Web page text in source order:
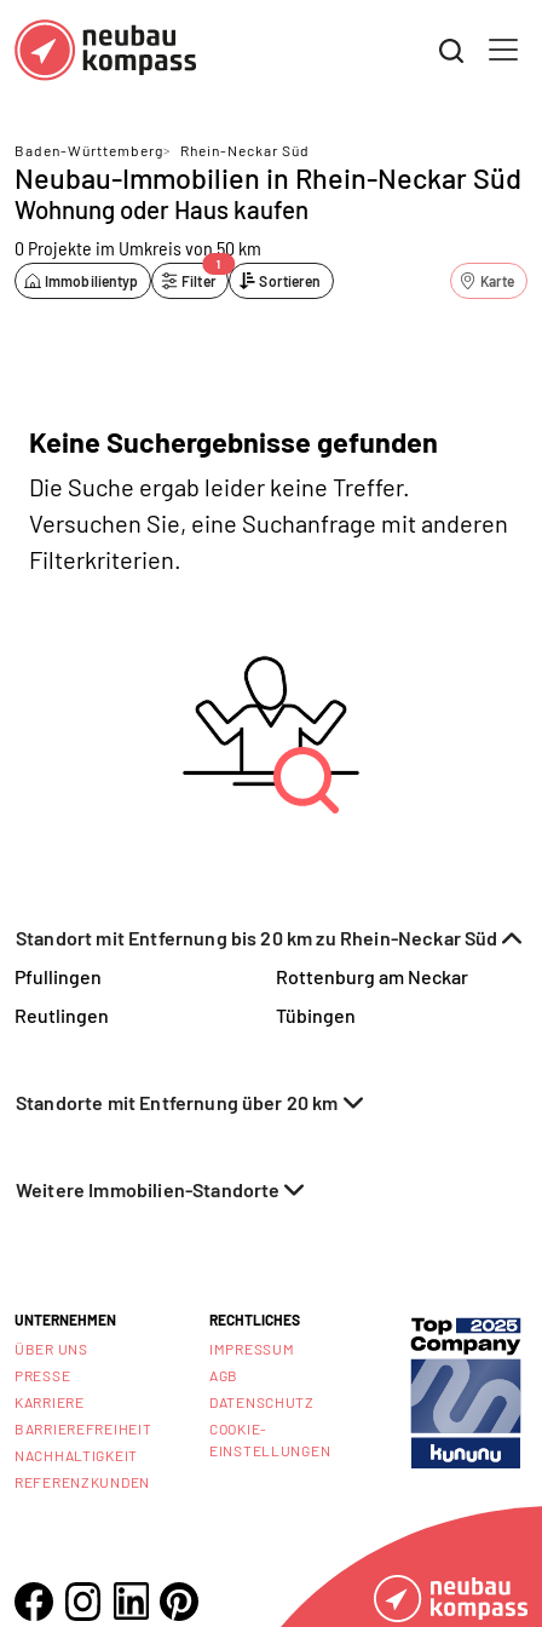
Baden-Württemberg> Rhein-Neckar Süd
Neubau-Immobilien in Rhein-Neckar Süd
Wohnung oder Haus kaufen
0 Projekte im Umkreis von 50 km
Immobilientyp Filter
1
Sortieren Karte
Keine Suchergebnisse gefunden
Die Suche ergab leider keine Treffer.
Versuchen Sie, eine Suchanfrage mit anderen
Filterkriterien.
Standort mit Entfernung bis 20 km zu Rhein-Neckar Süd
Pfullingen
Rottenburg am Neckar
Reutlingen
Tübingen
Standorte mit Entfernung über 20 km
Weitere Immobilien-Standorte
UNTERNEHMEN
ÜBER UNS
PRESSE
KARRIERE
BARRIEREFREIHEIT
NACHHALTIGKEIT
REFERENZKUNDEN
RECHTLICHES
IMPRESSUM
AGB
DATENSCHUTZ
COOKIE-
EINSTELLUNGEN